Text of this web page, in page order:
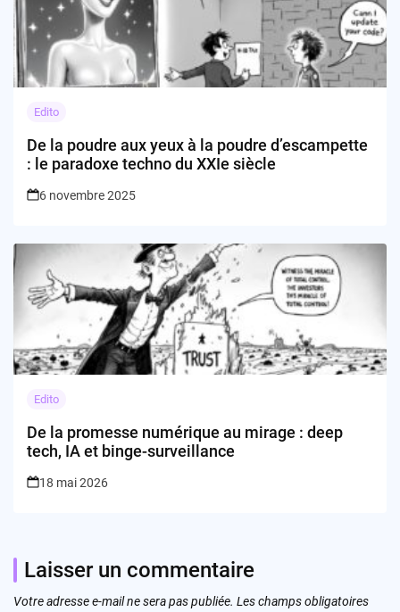
Edito
De la poudre aux yeux à la poudre d’escampette
: le paradoxe techno du XXIe siècle
6 novembre 2025
Edito
De la promesse numérique au mirage : deep
tech, IA et binge-surveillance
18 mai 2026
Laisser un commentaire
Votre adresse e-mail ne sera pas publiée. Les champs obligatoires